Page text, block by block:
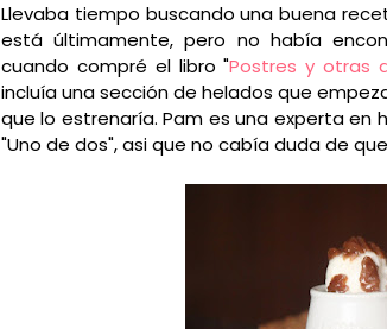
Llevaba tiempo buscando una buena
está últimamente, pero no había
cuando compré el libro "Postres y otras
incluía una sección de helados que
que lo estrenaría. Pam es una experta en
"Uno de dos", asi que no cabía duda de